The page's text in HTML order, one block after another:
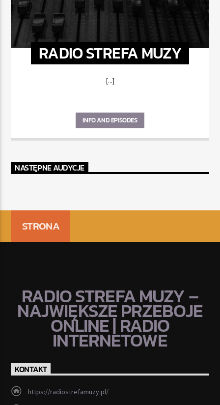
RADIO STREFA MUZY
[...]
INFO AND EPISODES
NASTĘPNE AUDYCJE
STRONA
RADIO STREFA MUZY –
NAJWIĘKSZE PRZEBOJE
ONLINE | RADIO
INTERNETOWE
KONTAKT
https://radiostrefamuzy.pl/